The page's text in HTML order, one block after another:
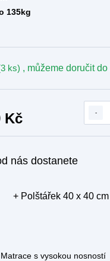
ks) , můžeme doručit do
nás dostanete
+ Polštářek 40 x 40 cm
135kg
Matrace s vysokou nosností
Kč